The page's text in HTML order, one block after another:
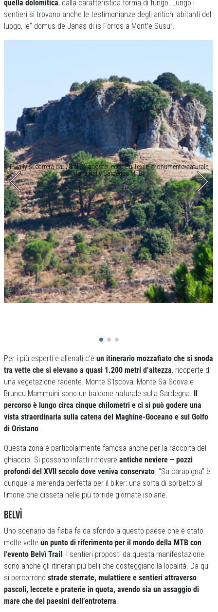
quella dolomitica, dalla caratteristica forma di fungo. Lungo i
sentieri si trovano anche le testimonianze degli antichi abitanti del
luogo, le“ domus de Janas di is Forros a Mont’e Susu”.
Il Rally si correrà dal 28 al 31 agosto: ecco Su Texile, monumento naturale
(foto Rally Sardegna MTB)
Per i più esperti e allenati c’è un itinerario mozzafiato che si snoda
tra vette che si elevano a quasi 1.200 metri d’altezza, ricoperte di
una vegetazione radente. Monte S’Iscova, Monte Sa Scova e
Bruncu Mammuini sono un balcone naturale sulla Sardegna.
percorso è lungo circa cinque chilometri e ci si può godere una
vista straordinaria sulla catena del Maghine-Goceano e sul Golfo
di Oristano.
Questa zona è particolarmente famosa anche per la raccolta del
ghiaccio. Si possono infatti ritrovare antiche neviere – pozzi
profondi del XVII secolo dove veniva conservato. “Sa carapigna” è
dunque la merenda perfetta per il biker: una sorta di sorbetto al
limone che disseta nelle più torride giornate isolane.
BELVÌ
Uno scenario da fiaba fa da sfondo a questo paese che è stato
molte volte un punto di riferimento per il mondo della MTB con
l’evento Belvì Trail . I sentieri proposti da questa manifestazione
sono anche gli itinerari più belli che costeggiano la località. Da qui
si percorrono strade sterrate, mulattiere e sentieri attraverso
pascoli, leccete e praterie in quota, avendo sia un assaggio di
mare che dei paesini dell’entroterra.